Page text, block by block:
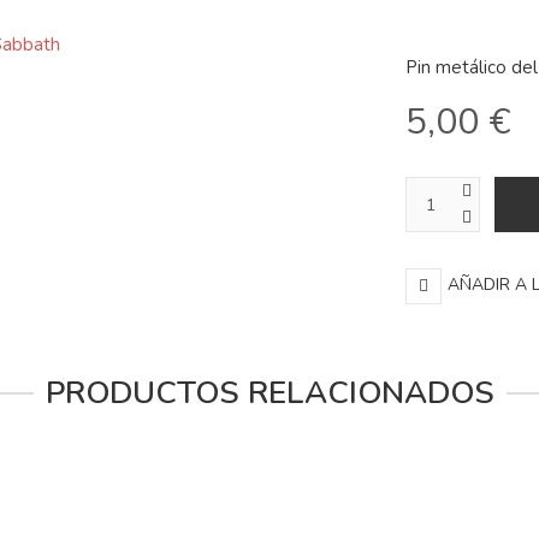
Pin metálico
5,00 €
AÑADIR A
PRODUCTOS RELACIONADOS